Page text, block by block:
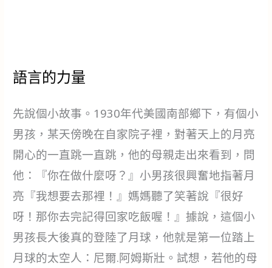
語言的力量
先說個小故事。1930年代美國南部鄉下，有個小
男孩，某天傍晚在自家院子裡，對著天上的月亮
開心的一直跳一直跳，他的母親走出來看到，問
他：『你在做什麼呀？』小男孩很興奮地指著月
亮『我想要去那裡！』媽媽聽了笑著說『很好
呀！那你去完記得回家吃飯喔！』據說，這個小
男孩長大後真的登陸了月球，他就是第一位踏上
月球的太空人：尼爾.阿姆斯壯。試想，若他的母